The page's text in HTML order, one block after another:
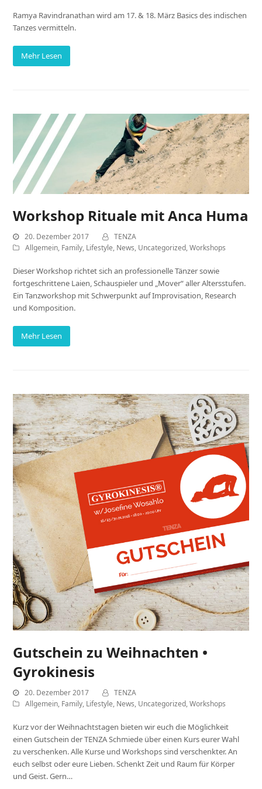
Ramya Ravindranathan wird am 17. & 18. März Basics des indischen
Tanzes vermitteln.
Mehr Lesen
Workshop Rituale mit Anca Huma
20. Dezember 2017
TENZA
Allgemein, Family, Lifestyle, News, Uncategorized,Workshops
Dieser Workshop richtet sich an professionelle Tänzer sowie
fortgeschrittene Laien, Schauspieler und „Mover“ aller Altersstufen.
Ein Tanzworkshop mit Schwerpunkt auf Improvisation, Research
und Komposition.
Mehr Lesen
Gutschein zu Weihnachten •
Gyrokinesis
20. Dezember 2017
TENZA
Allgemein, Family, Lifestyle, News, Uncategorized,Workshops
Kurz vor der Weihnachtstagen bieten wir euch die Möglichkeit
einen Gutschein der TENZA Schmiede über einen Kurs eurer Wahl
zu verschenken. Alle Kurse und Workshops sind verschenkter. An
euch selbst oder eure Lieben. Schenkt Zeit und Raum für Körper
und Geist. Gern…